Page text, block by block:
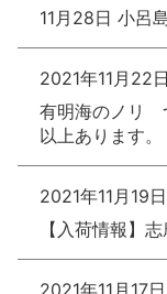
11月28日 小呂
2021年11月22日
有明海のノリ
以上あります。
2021年11月19日
【入荷情報】
2021年11月17日